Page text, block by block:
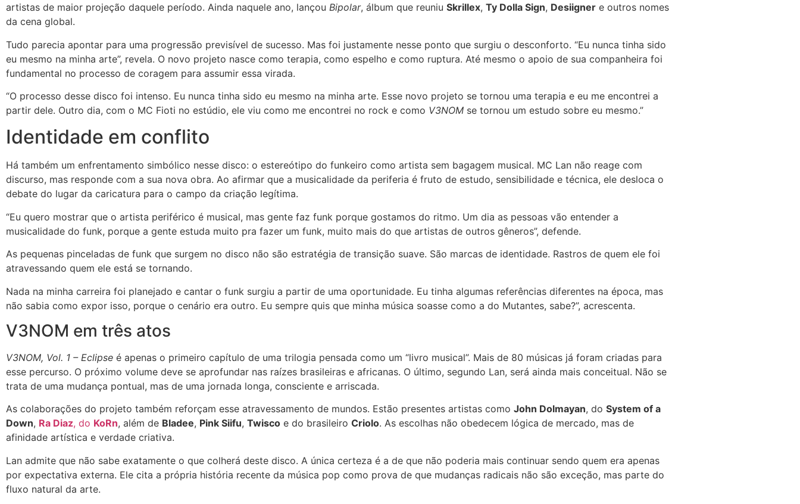
artistas de maior projeção daquele período. Ainda naquele ano, lançou Bipolar, álbum que reuniu Skrillex, Ty Dolla Sign, Desiigner e outros nomes
da cena global.
Tudo parecia apontar para uma progressão previsível de sucesso. Mas foi justamente nesse ponto que surgiu o desconforto. “Eu nunca tinha sido
eu mesmo na minha arte”, revela. O novo projeto nasce como terapia, como espelho e como ruptura. Até mesmo o apoio de sua companheira foi
fundamental no processo de coragem para assumir essa virada.
“O processo desse disco foi intenso. Eu nunca tinha sido eu mesmo na minha arte. Esse novo projeto se tornou uma terapia e eu me encontrei a
partir dele. Outro dia, com o MC Fioti no estúdio, ele viu como me encontrei no rock e como V3NOM se tornou um estudo sobre eu mesmo.”
Identidade em conflito
Há também um enfrentamento simbólico nesse disco: o estereótipo do funkeiro como artista sem bagagem musical. MC Lan não reage com
discurso, mas responde com a sua nova obra. Ao afirmar que a musicalidade da periferia é fruto de estudo, sensibilidade e técnica, ele desloca o
debate do lugar da caricatura para o campo da criação legítima.
“Eu quero mostrar que o artista periférico é musical, mas gente faz funk porque gostamos do ritmo. Um dia as pessoas vão entender a
musicalidade do funk, porque a gente estuda muito pra fazer um funk, muito mais do que artistas de outros gêneros”, defende.
As pequenas pinceladas de funk que surgem no disco não são estratégia de transição suave. São marcas de identidade. Rastros de quem ele foi
atravessando quem ele está se tornando.
Nada na minha carreira foi planejado e cantar o funk surgiu a partir de uma oportunidade. Eu tinha algumas referências diferentes na época, mas
não sabia como expor isso, porque o cenário era outro. Eu sempre quis que minha música soasse como a do Mutantes, sabe?”, acrescenta.
V3NOM em três atos
V3NOM, Vol. 1 – Eclipse é apenas o primeiro capítulo de uma trilogia pensada como um “livro musical”. Mais de 80 músicas já foram criadas para
esse percurso. O próximo volume deve se aprofundar nas raízes brasileiras e africanas. O último, segundo Lan, será ainda mais conceitual. Não se
trata de uma mudança pontual, mas de uma jornada longa, consciente e arriscada.
As colaborações do projeto também reforçam esse atravessamento de mundos. Estão presentes artistas como John Dolmayan, do System of a
Down, Ra Diaz, do KoRn, além de Bladee, Pink Siifu, Twisco e do brasileiro Criolo. As escolhas não obedecem lógica de mercado, mas de
afinidade artística e verdade criativa.
Lan admite que não sabe exatamente o que colherá deste disco. A única certeza é a de que não poderia mais continuar sendo quem era apenas
por expectativa externa. Ele cita a própria história recente da música pop como prova de que mudanças radicais não são exceção, mas parte do
fluxo natural da arte.